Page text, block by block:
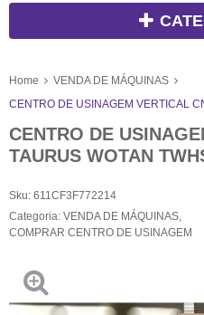
Home
VENDA DE MÁQUINAS
CENTRO DE USINAGEM VERTICAL
CENTRO DE
TAURUS WOTAN
Sku: 611CF3F772214
Categoria: VENDA DE MÁQUINAS
COMPRAR CENTRO DE USINAGEM